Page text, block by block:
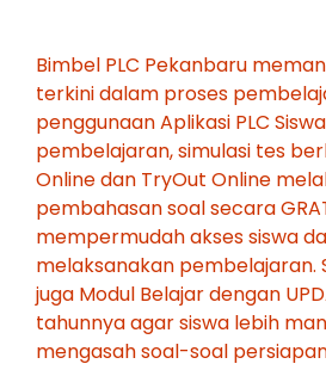
Bimbel PLC Pekanbaru
terkini dalam proses
penggunaan Aplikasi PLC
pembelajaran, simulasi tes
Online dan TryOut Online
pembahasan soal secara
mempermudah akses siswa
melaksanakan pembelajaran.
juga Modul Belajar dengan
tahunnya agar siswa lebih
mengasah soal-soal